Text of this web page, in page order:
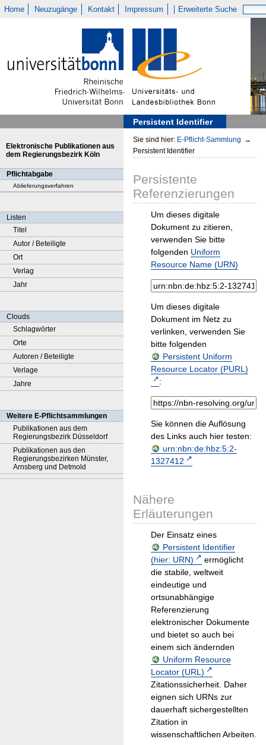
Home Neuzugänge Kontakt Impressum Erweiterte Suche
Persistent Identifier
Elektronische Publikationen aus
dem Regierungsbezirk Köln
Pflichtabgabe
Ablieferungsverfahren
Listen
Titel
Autor / Beteiligte
Ort
Verlag
Jahr
Clouds
Schlagwörter
Orte
Autoren / Beteiligte
Verlage
Jahre
Weitere E-Pflichtsammlungen
Publikationen aus dem
Regierungsbezirk Düsseldorf
Publikationen aus den
Regierungsbezirken Münster,
Arnsberg und Detmold
Sie sind hier: E-Pflicht-Sammlung →
Persistent Identifier
Persistente
Referenzierungen
Um dieses digitale
Dokument zu zitieren,
verwenden Sie bitte
folgenden Uniform
Resource Name (URN)
Um dieses digitale
Dokument im Netz zu
verlinken, verwenden Sie
bitte folgenden
Persistent Uniform
Resource Locator (PURL)
:
Sie können die Auflösung
des Links auch hier testen:
urn:nbn:de:hbz:5:2-
1327412
Nähere
Erläuterungen
Der Einsatz eines
Persistent Identifier
(hier: URN)
ermöglicht
die stabile, weltweit
eindeutige und
ortsunabhängige
Referenzierung
elektronischer Dokumente
und bietet so auch bei
einem sich ändernden
Uniform Resource
Locator (URL)
Zitationssicherheit. Daher
eignen sich URNs zur
dauerhaft sichergestellten
Zitation in
wissenschaftlichen Arbeiten.